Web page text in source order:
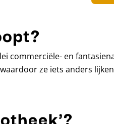
commerciële- en
ze iets anders